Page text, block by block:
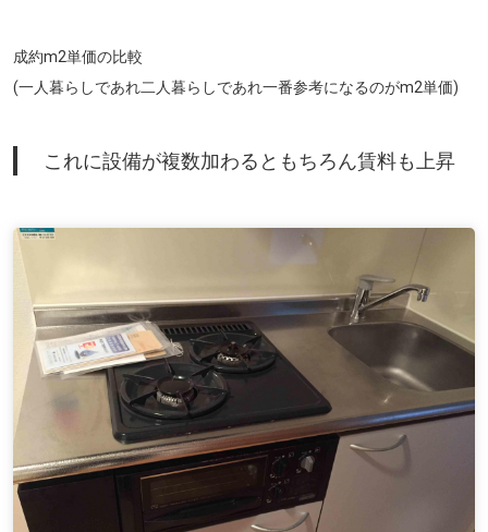
成約m2単価の比較
(一人暮らしであれ二人暮らしであれ一番参考になるのがm2単価)
これに設備が複数加わるともちろん賃料も上昇